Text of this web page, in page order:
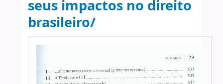
seus impactos no direito
brasileiro/